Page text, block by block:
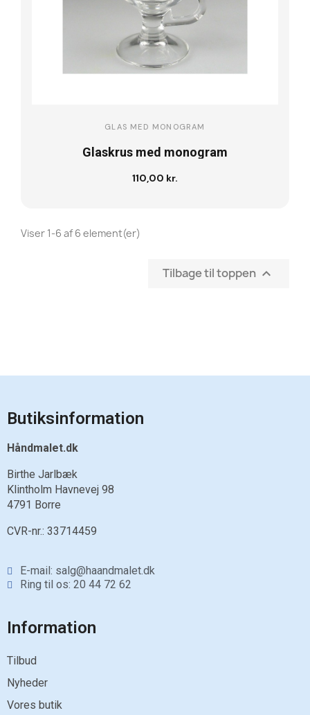
GLAS MED MONOGRAM
Glaskrus med monogram
110,00 kr.
Læg i kurv
Viser 1-6 af 6 element(er)
Tilbage til toppen 
Butiksinformation
Håndmalet.dk
Birthe Jarlbæk
Klintholm Havnevej 98
4791 Borre
CVR-nr.: 33714459
E-mail: salg@haandmalet.dk
Ring til os: 20 44 72 62
Information
Tilbud
Nyheder
Vores butik